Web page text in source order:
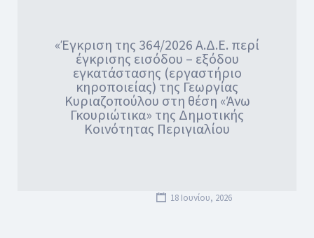
«Έγκριση της 364/2026 Α.Δ.Ε. περί
έγκρισης εισόδου – εξόδου
εγκατάστασης (εργαστήριο
κηροποιείας) της Γεωργίας
Κυριαζοπούλου στη θέση «Άνω
Γκουριώτικα» της Δημοτικής
Κοινότητας Περιγιαλίου
18 Ιουνίου, 2026